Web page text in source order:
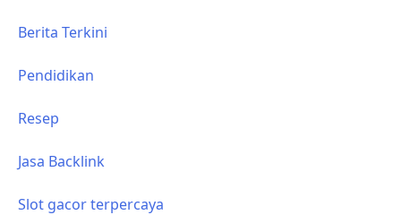
Berita Terkini
Pendidikan
Resep
Jasa Backlink
Slot gacor terpercaya